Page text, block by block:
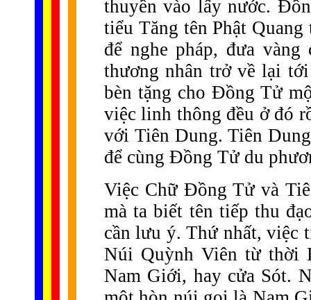
thuyền vào lấy nước.
tiểu Tăng tên Phật
để nghe pháp, đưa
thương nhân trở về lại
bèn tặng cho Đồng Tử
việc linh thông đều ở đó
với Tiên Dung. Tiên
để cùng Đồng Tử du
Việc Chữ Đồng Tử và
mà ta biết tên tiếp thu
cần lưu ý. Thứ nhất, việc
Núi Quỳnh Viên từ thời
Nam Giới, hay cửa Sót.